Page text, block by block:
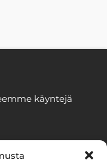
käyntejä